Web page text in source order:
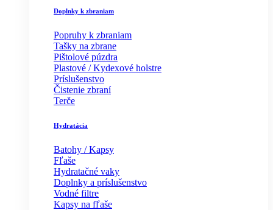
Doplnky k zbraniam
Popruhy k zbraniam
Tašky na zbrane
Pištolové púzdra
Plastové / Kydexové holstre
Príslušenstvo
Čistenie zbraní
Terče
Hydratácia
Batohy / Kapsy
Fľaše
Hydratačné vaky
Doplnky a príslušenstvo
Vodné filtre
Kapsy na fľaše